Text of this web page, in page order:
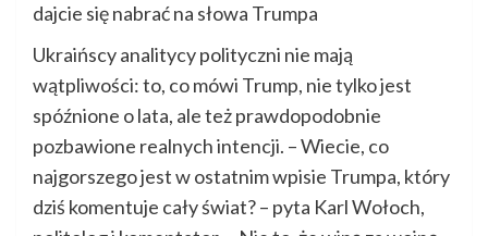
dajcie się nabrać na słowa Trumpa
Ukraińscy analitycy polityczni nie mają
wątpliwości: to, co mówi Trump, nie tylko jest
spóźnione o lata, ale też prawdopodobnie
pozbawione realnych intencji. – Wiecie, co
najgorszego jest w ostatnim wpisie Trumpa, który
dziś komentuje cały świat? – pyta Karl Wołoch,